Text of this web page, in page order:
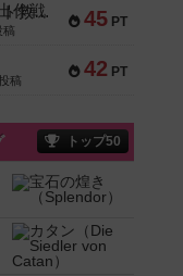
45 PT
Bitter End ブタペスト救出作戦
稿
42 PT
稿
トップ50